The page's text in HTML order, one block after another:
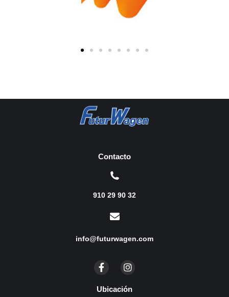
Contacto
910 29 90 32
info@futurwagen.com
Ubicación